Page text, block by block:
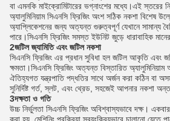
বা এমনকি মাইক্রোমিটারের ভগ্নাংশের মধ্যে।এই স্তরের
অ্যালুমিনিয়াম সিএনসি ফ্রিজিং অংশ সঠিক নকশা বিশেষ
অ্যাপ্লিকেশনের জন্য অত্যন্ত গুরুত্বপূর্ণ যেখানে সামান্য
পারে।সিএনসি ফ্রিজিং সমস্ত ইউনিট জুড়ে ধারাবাহিক মানের
2জটিল জ্যামিতি এবং জটিল নকশা
সিএনসি ফ্রিজিং এর প্রধান সুবিধা হল জটিল আকৃতি এবং
ক্ষমতা।সিএনসি ফ্রিজিং অত্যন্ত বিস্তারিত অ্যালুমিনিয়াম
ঐতিহ্যগত যন্ত্রপাতি পদ্ধতির সাথে অর্জন করা কঠিন বা
সুনির্দিষ্ট গর্ত, স্লট, এবং থ্রেড, সহজেই আপনার নকশা
3দক্ষতা ও গতি
উচ্চ নির্ভুলতা সিএনসি ফ্রিজিং অবিশ্বাস্যভাবে দক্ষ।